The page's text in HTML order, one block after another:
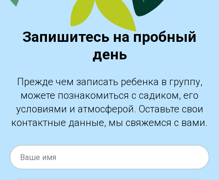
Запишитесь на пробный
день
Прежде чем записать ребенка в группу,
можете познакомиться с садиком, его
условиями и атмосферой. Оставьте свои
контактные данные, мы свяжемся с вами.